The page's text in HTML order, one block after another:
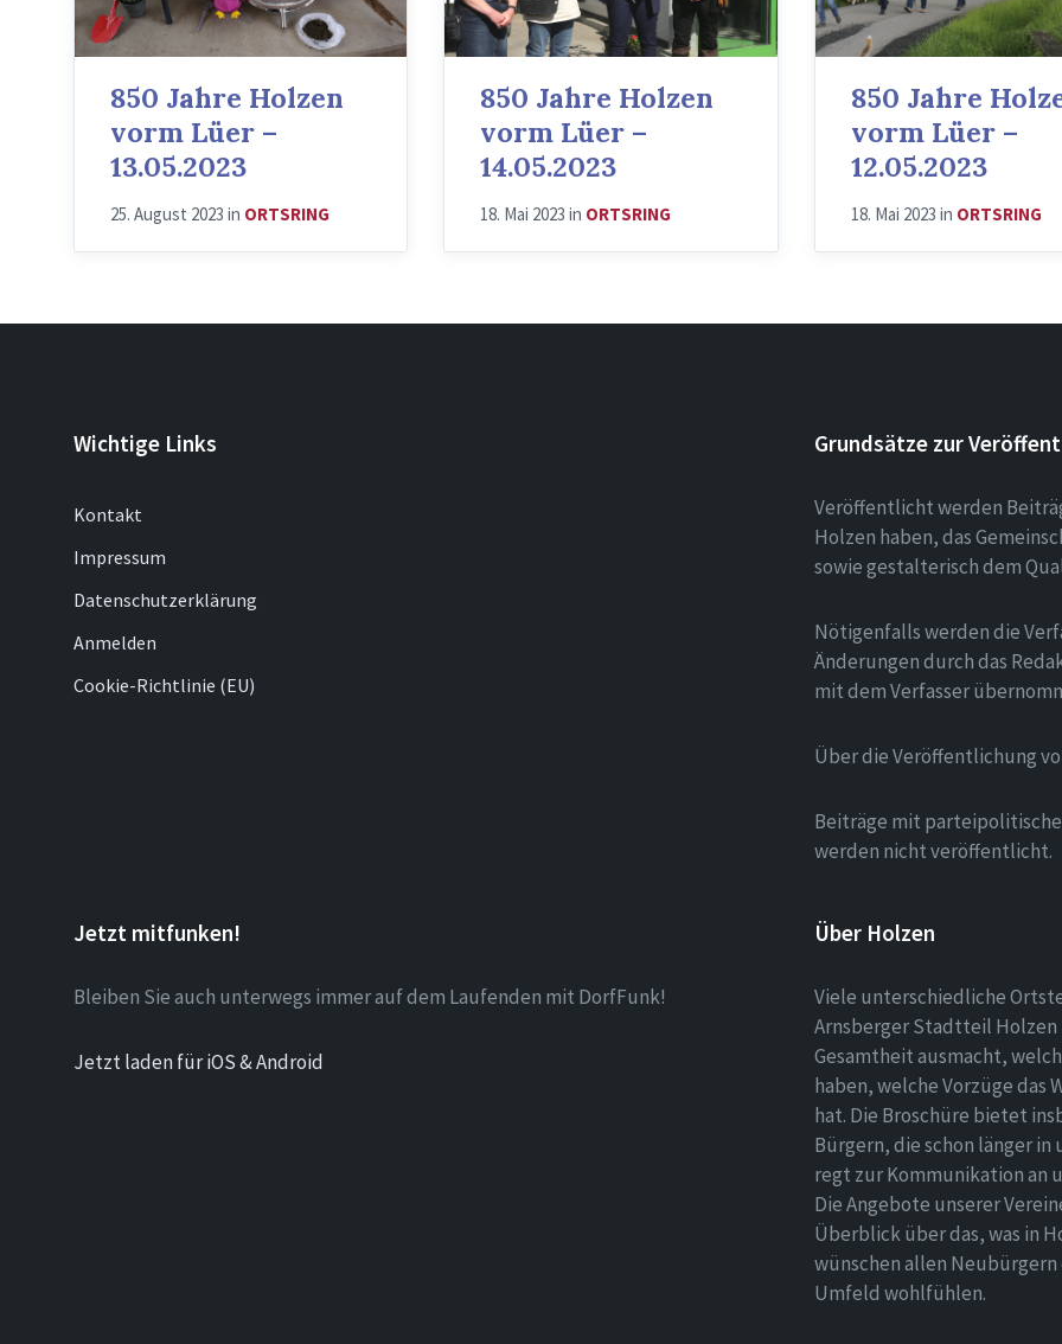
850 Jahre Holzen
vorm Lüer –
13.05.2023
25. August 2023 in ORTSRING
850 Jahre Holzen
vorm Lüer –
14.05.2023
18. Mai 2023in ORTSRING
850 Jahre
vorm Lüer –
12.05.2023
18. Mai 2023 in ORTSRING
Wichtige Links
Kontakt
Impressum
Datenschutzerklärung
Anmelden
Cookie-Richtlinie (EU)
Grundsätze zur
Veröffentlicht werden
Holzen haben, das
sowie gestalterisch dem
Nötigenfalls werden die
Änderungen durch das
mit dem Verfasser
Über die Veröffentlichung
Beiträge mit
werden nicht veröffentlicht.
Jetzt mitfunken!
Bleiben Sie auch unterwegs immer auf dem Laufenden mit DorfFunk!
Jetzt laden für iOS & Android
Über Holzen
Viele unterschiedliche
Arnsberger Stadtteil Holzen
Gesamtheit ausmacht,
haben, welche Vorzüge das
hat. Die Broschüre bietet
Bürgern, die schon länger
regt zur Kommunikation an
Die Angebote unserer
Überblick über das, was in
wünschen allen Neubürgern
Umfeld wohlfühlen.